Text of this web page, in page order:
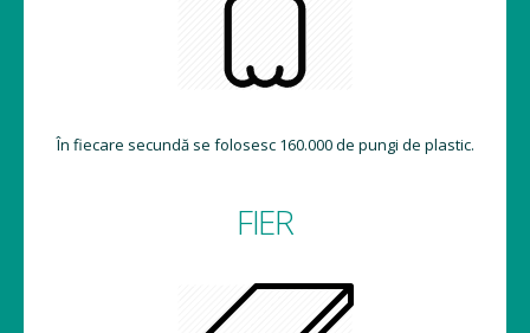
În fiecare secundă se folosesc 160.000 de pungi de plastic.
FIER